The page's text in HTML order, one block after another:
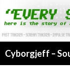
Cyborgjeff –